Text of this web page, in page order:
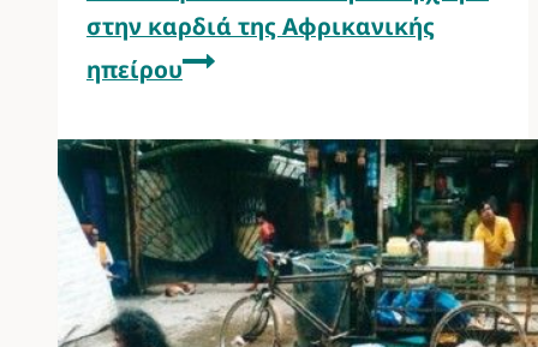
στην καρδιά της Αφρικανικής
ηπείρου